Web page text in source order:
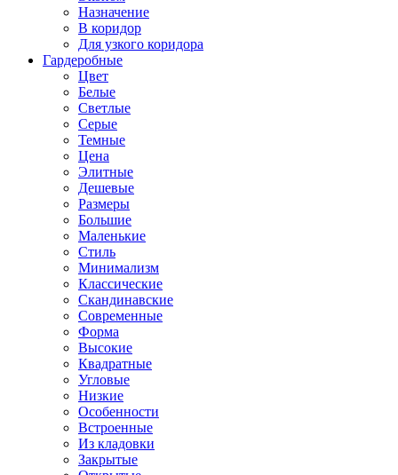
Назначение
В коридор
Для узкого коридора
Гардеробные
Цвет
Белые
Светлые
Серые
Темные
Цена
Элитные
Дешевые
Размеры
Большие
Маленькие
Стиль
Минимализм
Классические
Скандинавские
Современные
Форма
Высокие
Квадратные
Угловые
Низкие
Особенности
Встроенные
Из кладовки
Закрытые